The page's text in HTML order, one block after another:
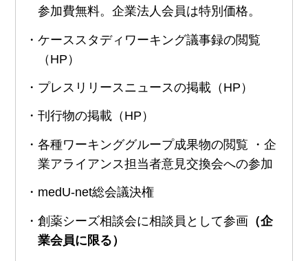
参加費無料。企業法人会員は特別価格。
・ケーススタディワーキング議事録の閲覧
（HP）
・プレスリリースニュースの掲載（HP）
・刊行物の掲載（HP）
・各種ワーキンググループ成果物の閲覧 ・企
業アライアンス担当者意見交換会への参加
・medU-net総会議決権
・創薬シーズ相談会に相談員として参画（企
業会員に限る）